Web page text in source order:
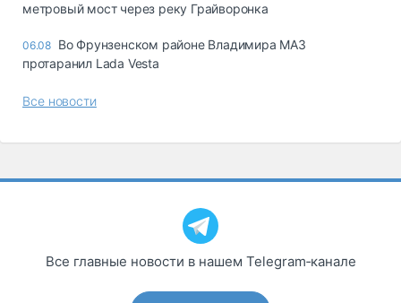
метровый мост через реку Грайворонка
06.08 Во Фрунзенском районе Владимира МАЗ
протаранил Lada Vesta
Все новости
Все главные новости в нашем Telegram‑канале